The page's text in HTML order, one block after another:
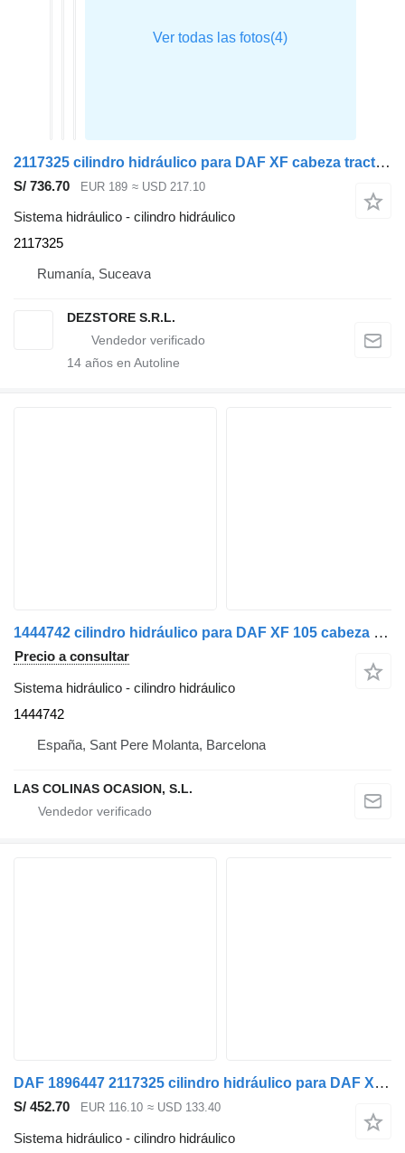
2117325 cilindro hidráulico para DAF XF cabeza tractora
S/ 736.70 EUR 189 ≈ USD 217.10
Sistema hidráulico - cilindro hidráulico
2117325
Rumanía, Suceava
DEZSTORE S.R.L.
14 años en Autoline
1444742 cilindro hidráulico para DAF XF 105 cabeza tractora
Precio a consultar
Sistema hidráulico - cilindro hidráulico
1444742
España, Sant Pere Molanta, Barcelona
LAS COLINAS OCASION, S.L.
DAF 1896447 2117325 cilindro hidráulico para DAF XF106 (2014-) cabeza tractora
S/ 452.70 EUR 116.10 ≈ USD 133.40
Sistema hidráulico - cilindro hidráulico